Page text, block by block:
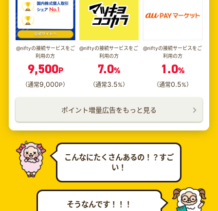
@niftyの接続サービスをご
利用の方
9,500P
（通常9,000P）
@niftyの接続サービスをご
利用の方
7.0%
（通常3.5%）
@niftyの接続サービスをご
利用の方
1.0%
（通常0.5%）
ポイント増量広告をもっと見る
こんなにたくさんあるの！？すご
い！
そうなんです！！！